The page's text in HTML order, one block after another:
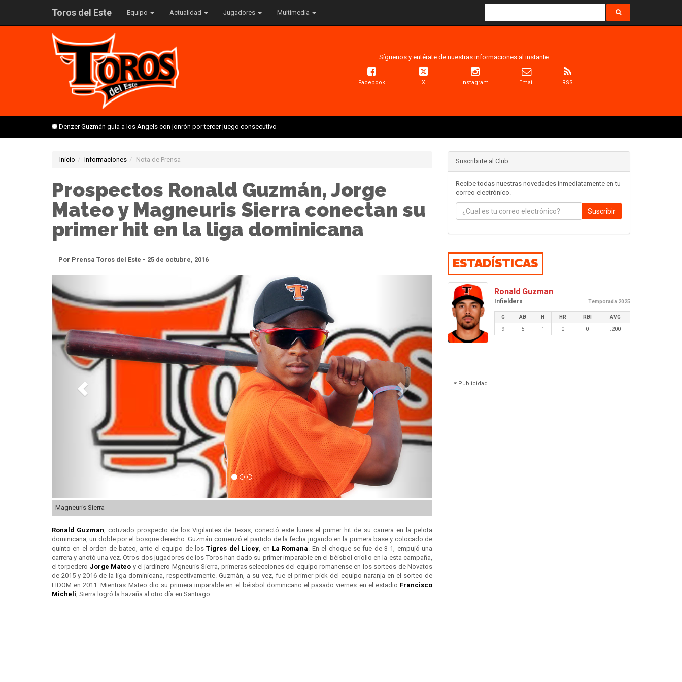
Toros del Este Equipo Actualidad Jugadores Multimedia
Síguenos y entérate de nuestras informaciones al instante:
Facebook X Instagram Email RSS
Denzer Guzmán guía a los Angels con jonrón por tercer juego consecutivo
Inicio Informaciones Nota de Prensa
Prospectos Ronald Guzmán, Jorge
Mateo y Magneuris Sierra conectan su
primer hit en la liga dominicana
Por Prensa Toros del Este - 25 de octubre, 2016
Magneuris Sierra
Ronald Guzman, cotizado prospecto de los Vigilantes de Texas, conectó este lunes el primer hit de su carrera en la pelota
dominicana, un doble por el bosque derecho. Guzmán comenzó el partido de la fecha jugando en la primera base y colocado de
quinto en el orden de bateo, ante el equipo de losTigres del Licey, en La Romana. En el choque se fue de 3-1, empujó una
carrera y anotó una vez. Otros dos jugadores de los Toros han dado su primer imparable en el béisbol criollo en la esta campaña,
el torpedero Jorge Mateo y el jardinero Mgneuris Sierra, primeras selecciones del equipo romanense en los sorteos de Novatos
de 2015 y 2016 de la liga dominicana, respectivamente. Guzmán, a su vez, fue el primer pick del equipo naranja en el sorteo de
LIDOM en 2011. Mientras Mateo dio su primera imparable en el béisbol dominicano el pasado viernes en el estadio Francisco
Micheli, Sierra logró la hazaña al otro día en Santiago.
Suscribirte al Club
Recibe todas nuestras novedades inmediatamente en tu
correo electrónico.
Suscribir
ESTADÍSTICAS
Ronald Guzman
Infielders Temporada 2025
G AB H HR RBI AVG
9 5 1 0 0 .200
Publicidad